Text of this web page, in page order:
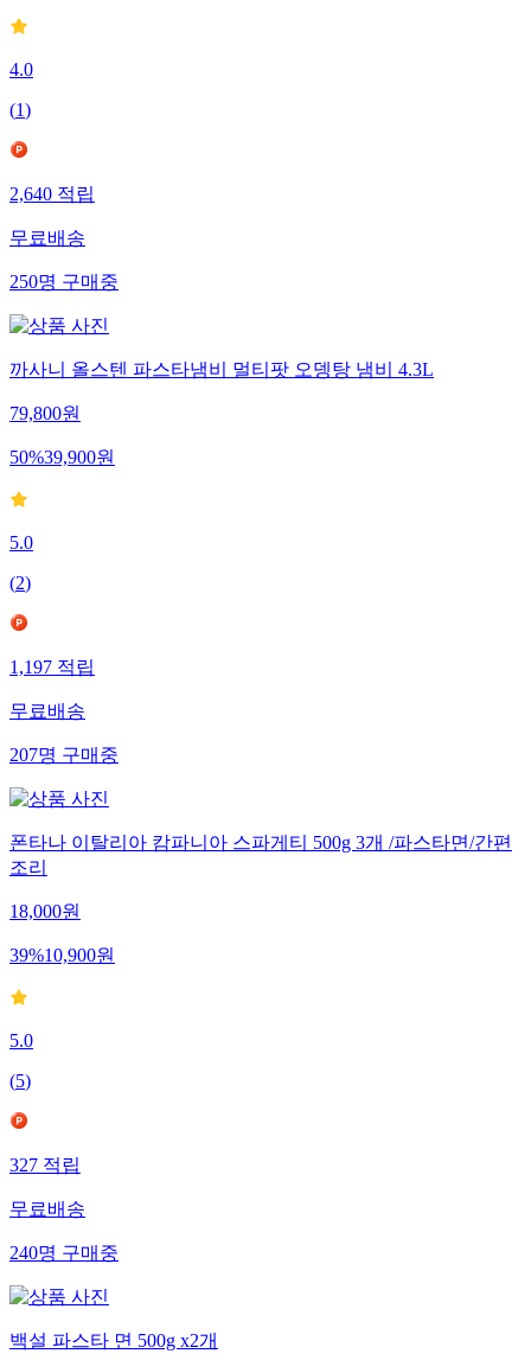
4.0
(1)
2,640적립
무료배송
250명구매중
까사니 올스텐 파스타냄비 멀티팟 오뎅탕 냄비 4.3L
79,800원
50%39,900원
5.0
(2)
1,197적립
무료배송
207명구매중
폰타나 이탈리아 캄파니아 스파게티 500g 3개 /파스타면/간편
조리
18,000원
39%10,900원
5.0
(5)
327적립
무료배송
240명구매중
백설 파스타 면 500g x2개